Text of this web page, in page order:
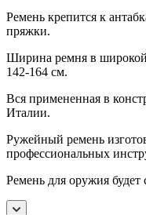
Ремень крепится к
пряжки.
Ширина ремня в
142-164 см.
Вся примененная в
Италии.
Ружейный ремень
профессиональных
Ремень для оружия